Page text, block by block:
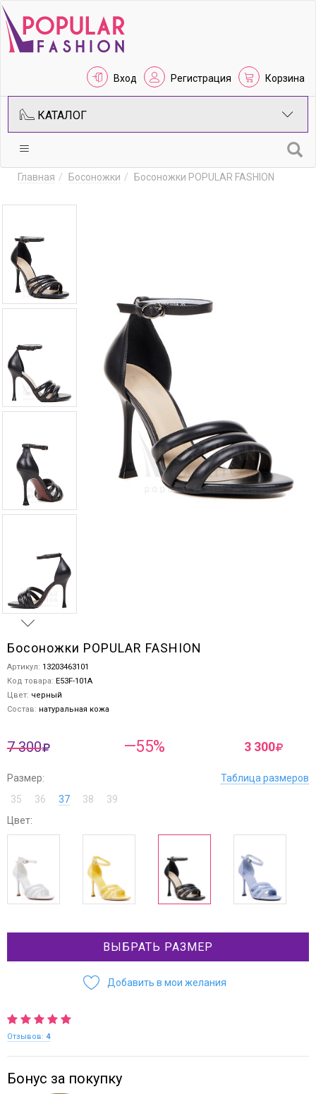
Вход Регистрация Корзина
КАТАЛОГ
Главная Босоножки Босоножки POPULAR FASHION
Босоножки POPULAR FASHION
Артикул: 13203463101
Код товара: E53F-101A
Цвет: черный
Состав: натуральная кожа
7 300 —55% 3 300
Размер:
Таблица размеров
35
36 37 38
39
Цвет:
ВЫБРАТЬ РАЗМЕР
Добавить в мои желания
Отзывов: 4
Бонус за покупку